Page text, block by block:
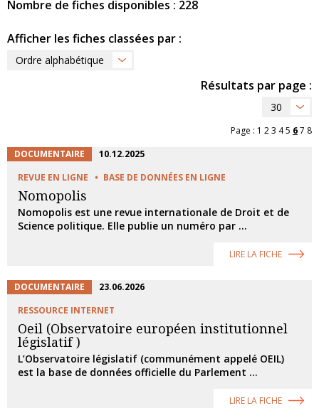
Nombre de fiches disponibles : 228
Afficher les fiches classées par :
Ordre alphabétique
Résultats par page :
30
Page : 1 23 45 67 8
DOCUMENTAIRE
10.12.2025
REVUE EN LIGNE
BASE DE DONNÉES EN LIGNE
Nomopolis
Nomopolis est une revue internationale de Droit et de
Science politique. Elle publie un numéro par ...
LIRE LA FICHE
DOCUMENTAIRE
23.06.2026
RESSOURCE INTERNET
Oeil (Observatoire européen institutionnel
législatif )
L’Observatoire législatif (communément appelé OEIL)
est la base de données officielle du Parlement ...
LIRE LA FICHE